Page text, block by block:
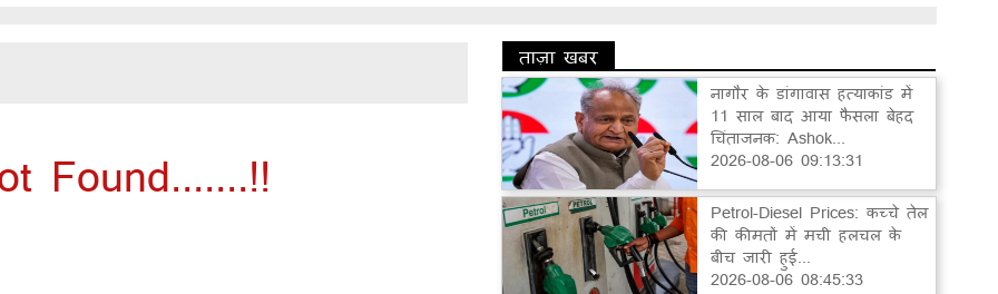
Found.......!!
ताज़ा खबर
नागौर के डांगावास हत्याकांड में
11 साल बाद आया फैसला बेहद
चिंताजनक: Ashok...
2026-08-06 09:13:31
Petrol-Diesel Prices: कच्चे तेल
की कीमतों में मची हलचल के
बीच जारी हुई...
2026-08-06 08:45:33